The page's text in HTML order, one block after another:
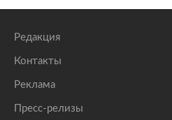
Редакция
Контакты
Реклама
Пресс-релизы